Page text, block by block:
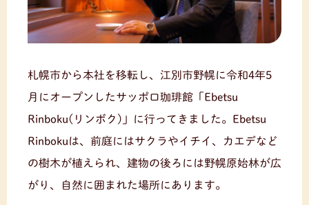
札幌市から本社を移転し、江別市野幌に令和4年5
月にオープンしたサッポロ珈琲館「Ebetsu
Rinboku(リンボク)」に行ってきました。Ebetsu
Rinbokuは、前庭にはサクラやイチイ、カエデなど
の樹木が植えられ、建物の後ろには野幌原始林が広
がり、自然に囲まれた場所にあります。